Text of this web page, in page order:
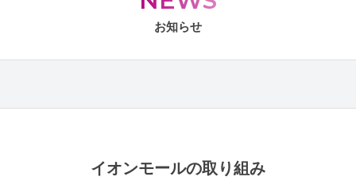
お知らせ
イオンモールの取り組み